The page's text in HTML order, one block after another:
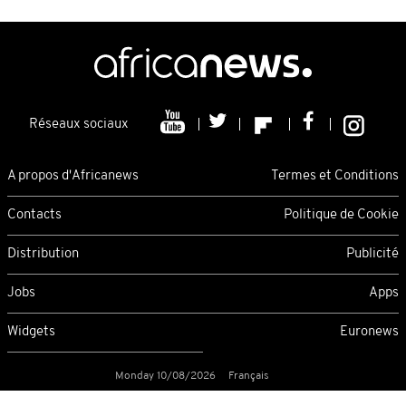
Réseaux sociaux
A propos d'Africanews Termes et Conditions
Contacts Politique de Cookie
Distribution Publicité
Jobs Apps
Widgets Euronews
Monday 10/08/2026